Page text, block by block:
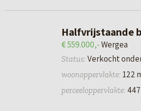
Halfvrijstaande
€ 559.000,-Wergea
Status: Verkocht
woonoppervlakte: 122
perceeloppervlakte: